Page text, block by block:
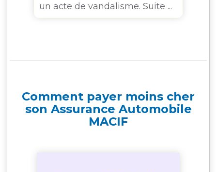
un acte de vandalisme. Suite ...
Comment payer moins cher
son Assurance Automobile
MACIF